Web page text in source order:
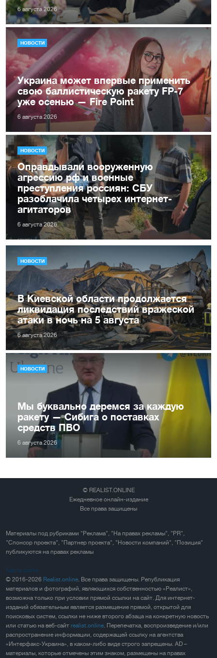
6 августа 2026
НОВОСТИ
Украина может впервые применить
свою баллистическую ракету FP-7
уже осенью — Fire Point
6 августа 2026
НОВОСТИ
Оправдывали вооруженную
агрессию рф и военные
преступления россиян: СБУ
разоблачила четырех интернет-
агитаторов
6 августа 2026
НОВОСТИ
В Киевской области продолжается
ликвидация последствий вражеской
атаки в ночь на 5 августа
6 августа 2026
НОВОСТИ
Мы буквально деремся за каждую
ракету — Сибига о поставках
средств ПВО
6 августа 2026
© REALIST.ONLINE
Ежедневное онлайн-издание
Все права защищены
Материалы под рубриками "Реклама", "На правах рекламы", "PR",
"Спонсор проекта", "Партнер проекта", "Новости компаний", "Позиция"
публикуются на правах рекламы
Карта сайта
© 2016-2026 Realist.online . Все права защищены. Републикация
материалов и фотографий, являющихся собственностью «Реалист»,
возможна только при условии прямой ссылки на сайт. Для интернет-
изданий обязательным является размещение прямой, открытой для
поисковых систем, ссылки не ниже второго абзаца на конкретную новость
или статью на веб-сайт realist.online . Перепечатка, воспроизведение и/или
распространение информации, содержащей ссылку на агентства
«Интерфакс-Украина», в каком-либо виде строго запрещены. AD –
материалы, которые отмечены этим знаком, размещены на правах